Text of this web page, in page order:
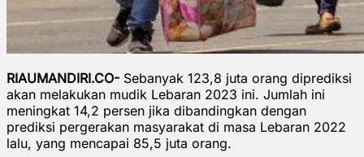
RIAUMANDIRI.CO- Sebanyak 123,8 juta orang diprediksi
akan melakukan mudik Lebaran 2023 ini. Jumlah ini
meningkat 14,2 persen jika dibandingkan dengan
prediksi pergerakan masyarakat di masa Lebaran 2022
lalu, yang mencapai 85,5 juta orang.